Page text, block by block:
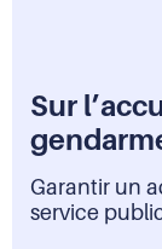
Sur
Garantir un
service